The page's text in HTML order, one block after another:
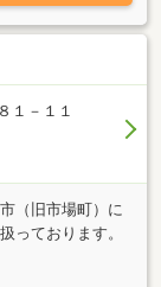
１－１１
（旧市場町）に
っております。
部屋探し）迄、